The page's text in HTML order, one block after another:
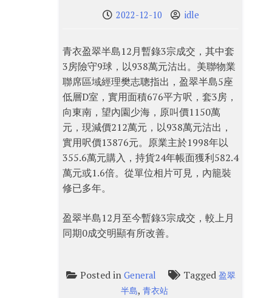
2022-12-10 idle
青衣盈翠半島12月暫錄3宗成交，其中套
3房險守9球，以938萬元沽出。美聯物業
聯席區域經理樊志聰指出，盈翠半島5座
低層D室，實用面積676平方呎，套3房，
向東南，望內園少海，原叫價1150萬
元，現減價212萬元，以938萬元沽出，
實用呎價13876元。原業主於1998年以
355.6萬元購入，持貨24年帳面獲利582.4
萬元或1.6倍。從單位相片可見，內籠裝
修已多年。
盈翠半島12月至今暫錄3宗成交，較上月
同期0成交明顯有所改善。
Posted in General Tagged 盈翠
半島,青衣站